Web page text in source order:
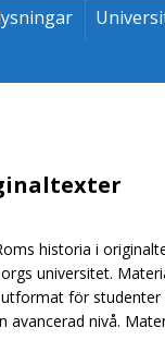
historia i
universitet.
för studenter
avancerad nivå.